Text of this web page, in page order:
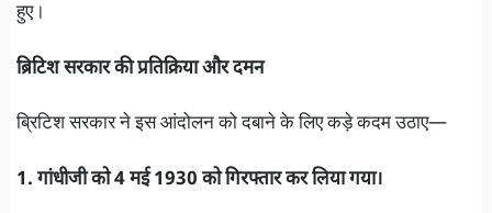
हुए।
ब्रिटिश सरकार की प्रतिक्रिया और दमन
ब्रिटिश सरकार ने इस आंदोलन को दबाने के लिए कड़े कदम उठाए—
1. गांधीजी को 4 मई 1930 को गिरफ्तार कर लिया गया।